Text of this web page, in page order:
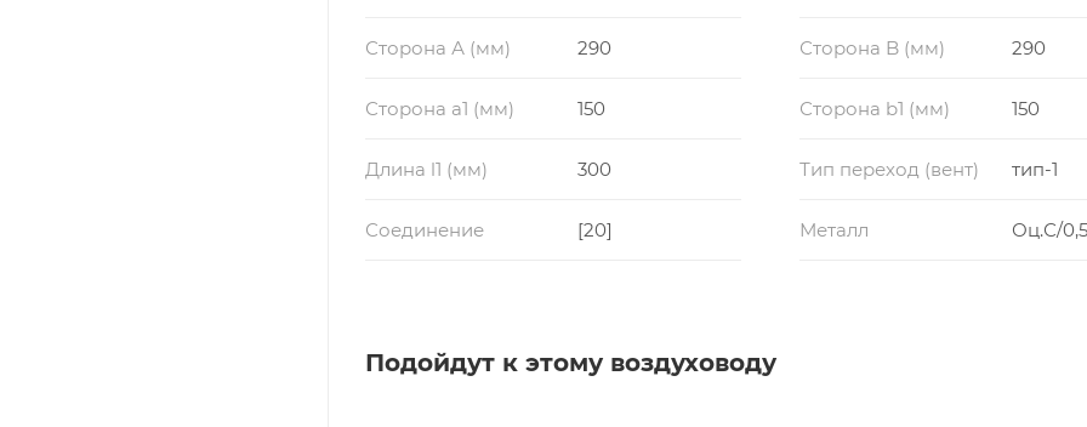
Сторона А (мм) 290 Сторона B (мм) 290
Сторона a1 (мм) 150 Сторона b1 (мм) 150
Длина l1 (мм) 300 Тип переход (вент) тип-1
Соединение [20] Металл Оц.С/
Подойдут к этому воздуховоду